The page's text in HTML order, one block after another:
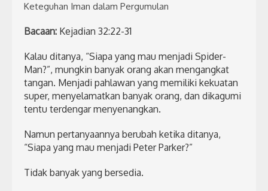
Keteguhan Iman dalam Pergumulan
Bacaan: Kejadian 32:22-31
Kalau ditanya, “Siapa yang mau menjadi Spider-
Man?”, mungkin banyak orang akan mengangkat
tangan. Menjadi pahlawan yang memiliki kekuatan
super, menyelamatkan banyak orang, dan dikagumi
tentu terdengar menyenangkan.
Namun pertanyaannya berubah ketika ditanya,
“Siapa yang mau menjadi Peter Parker?”
Tidak banyak yang bersedia.